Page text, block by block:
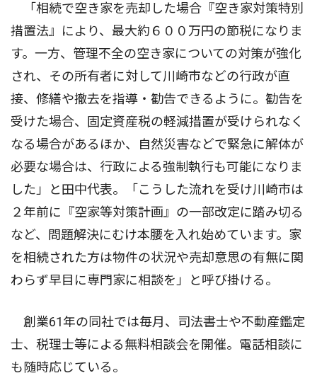
「相続で空き家を売却した場合『空き家対策特別
措置法』により、最大約６００万円の節税になりま
す。一方、管理不全の空き家についての対策が強化
され、その所有者に対して川崎市などの行政が直
接、修繕や撤去を指導・勧告できるように。勧告を
受けた場合、固定資産税の軽減措置が受けられなく
なる場合があるほか、自然災害などで緊急に解体が
必要な場合は、行政による強制執行も可能になりま
した」と田中代表。「こうした流れを受け川崎市は
２年前に『空家等対策計画』の一部改定に踏み切る
など、問題解決にむけ本腰を入れ始めています。家
を相続された方は物件の状況や売却意思の有無に関
わらず早目に専門家に相談を」と呼び掛ける。
創業61年の同社では毎月、司法書士や不動産鑑定
士、税理士等による無料相談会を開催。電話相談に
も随時応じている。